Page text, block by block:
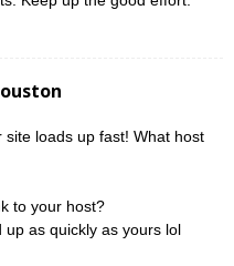
site loads up fast! What host
to your host?
up as quickly as yours lol